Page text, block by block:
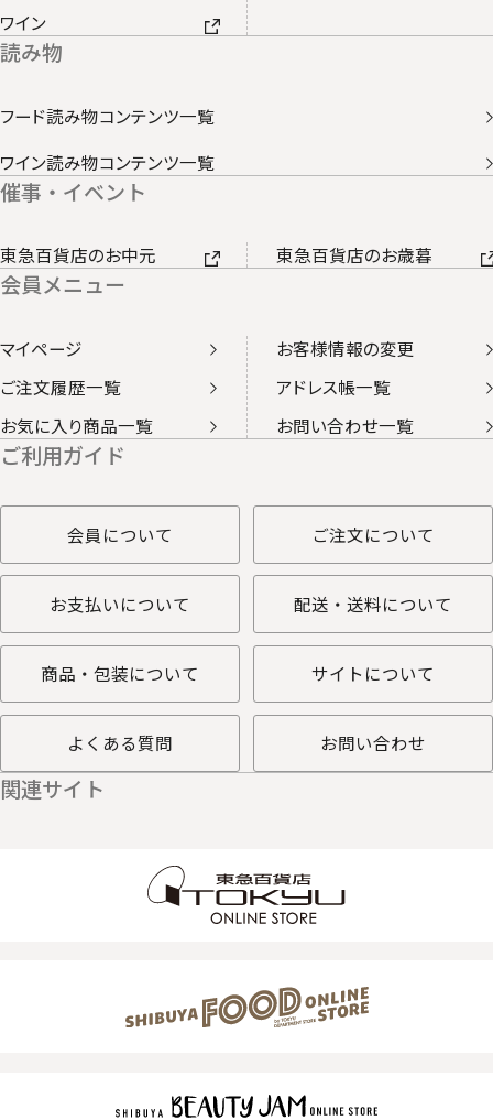
ワイン
読み物
フード読み物コンテンツ一覧
ワイン読み物コンテンツ一覧
催事・イベント
東急百貨店のお中元 東急百貨店のお歳暮
会員メニュー
マイページ
お客様情報の変更
ご注文履歴一覧
アドレス帳一覧
お気に入り商品一覧
お問い合わせ一覧
ご利用ガイド
会員について ご注文について
お支払いについて 配送・送料について
商品・包装について サイトについて
よくある質問 お問い合わせ
関連サイト